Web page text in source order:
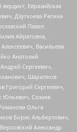
Евразийская
Дзугкоева Регина
Павел
Айратовна,
Васильева
Анатолий
Сергеевич,
Шарипков
Сергеевич,
Юльевич, Созаев
Ольга
Борис Альбертович,
Александр